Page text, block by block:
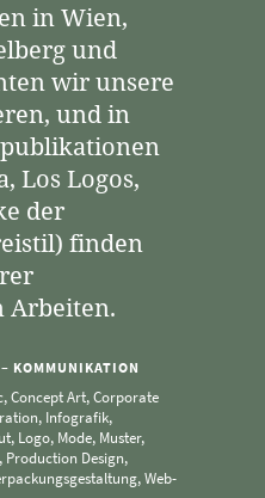
in Wien,
und
wir unsere
und in
Los Logos,
der
finden
Arbeiten.
KOMMUNIKATION
Concept Art, Corporate
Infografik,
Logo, Mode, Muster,
Design,
Web-